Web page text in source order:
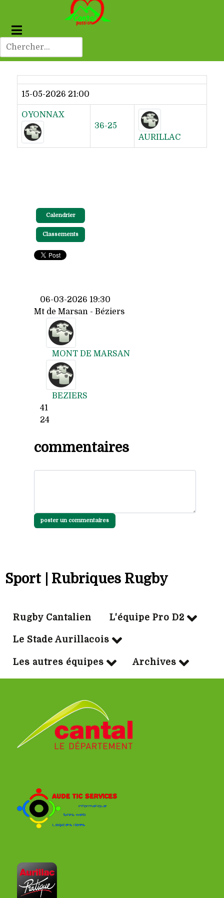
Dernier résultat
15-05-2026 21:00
OYONNAX
36-25
AURILLAC
Calendrier
Classements
06-03-2026 19:30
Mt de Marsan - Béziers
MONT DE MARSAN
BEZIERS
41
24
commentaires
poster un commentaires
Sport | Rubriques Rugby
Rugby Cantalien L'équipe Pro D2
Le Stade Aurillacois
Les autres équipes Archives